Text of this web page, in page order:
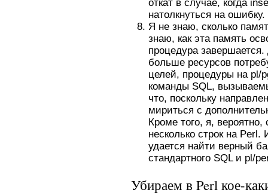
откат в случае, когда
натолкнуться на ошибку.
Я не знаю, сколько
знаю, как эта память
процедура
больше ресурсов
целей, процедуры на pl/
команды SQL,
что, поскольку
мириться с
Кроме того, я,
несколько строк на
удается найти верный
стандартного SQL и pl/
Убираем в Perl кое-